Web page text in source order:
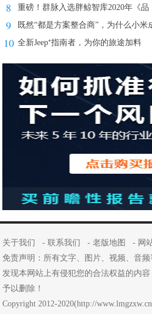
8 重磅！群脉入选胖鲸智库2020年《品
9 既然“都是方案整合商”，为什么小米
10 全新Jeep⁺指南者，为你的旅途加料
关于我们 -联系我们 -老版地图 - 网
免责声明：所有文字、图片、视频、音
发现本网站上有侵犯您的合法权益的内
予以删除！
Copyright 2012-2020(http://